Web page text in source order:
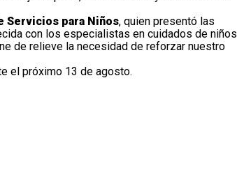
Servicios para Niños, quien presentó las
con los especialistas en cuidados de niños
de relieve la necesidad de reforzar nuestro
el próximo 13 de agosto.